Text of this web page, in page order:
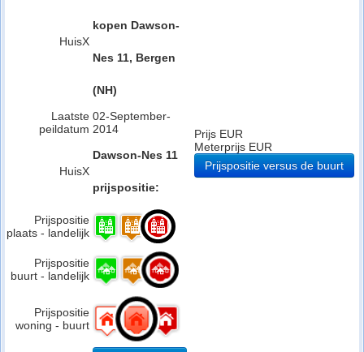
HuisX
kopen Dawson-
Nes 11, Bergen
(NH)
Laatste
peildatum
02-September-
2014
HuisX
Dawson-Nes 11
prijspositie:
Prijspositie
plaats - landelijk
Prijspositie
buurt - landelijk
Prijspositie
woning - buurt
Prijs EUR
Meterprijs EUR
Prijspositie versus de buurt